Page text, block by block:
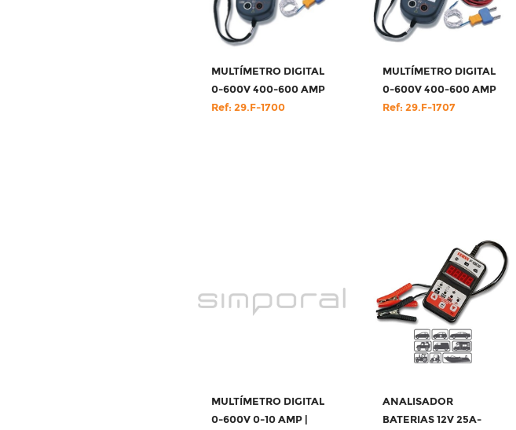
MULTÍMETRO DIGITAL
0-600V 400-600 AMP
Ref: 29.F-1700
MULTÍMETRO DIGITAL
0-600V 400-600 AMP
Ref: 29.F-1707
MULTÍMETRO DIGITAL
0-600V 0-10 AMP |
ANALISADOR
BATERIAS 12V 25A-